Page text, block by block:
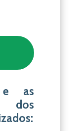
e as
dos